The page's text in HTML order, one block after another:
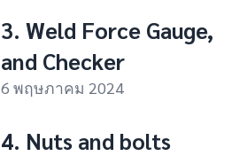
3. Weld Force Gauge,
and Checker
6 พฤษภาคม 2024
4. Nuts and bolts